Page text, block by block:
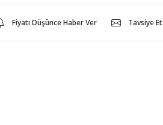
Fiyatı Düşünce Haber Ver Tavsiye Et